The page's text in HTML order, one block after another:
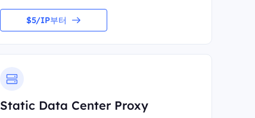
$5/IP부터
Static Data Center Proxy